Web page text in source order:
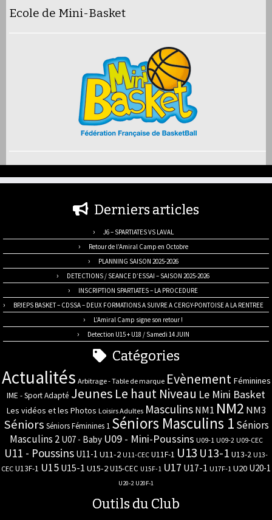
Ecole de Mini-Basket
Derniers articles
J6 – SPARTIATES VS LAVAL
Retour de l’Amiral Camp en Octobre
PLANNING SAISON 2025-2026
DETECTIONS / SEANCE D’ESSAI – SAISON 2025-2026
INSCRIPTION SPARTIATES – LA PROCEDURE
BPJEPS BASKET – CDSSA – DEUX FORMATIONS A SUIVRE A CERGY-PONTOISE A LA RENTREE
L’Amiral Camp signe son retour !
Detection U15 + U18 / Samedi 14 JUIN
Catégories
Actualités Arbitrage - Table de marque Evènement Féminines
IME - Sport Adapté Jeunes Le haut Niveau Le Mini Basket
Les vidéos et les Photos Loisirs Adultes Masculins NM1 NM2 NM3
Séniors Séniors Féminines 1 Séniors Masculins 1 Séniors
Masculins 2 U07 - Baby U09 - Mini-Poussins U09-1 U09-2 U09-CEC
U11 - Poussins U11-1 U11-2 U11-CEC U11F-1 U13 U13-1 U13-2 U13-
CEC U13F-1 U15 U15-1 U15-2U15-CEC U15F-1 U17 U17-1 U17F-1 U20 U20-1
U20-2 U20F-1
Outils du Club